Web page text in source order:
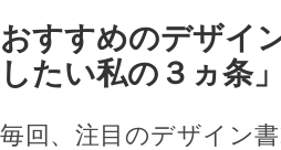
おすすめのデザイ
したい私の３ヵ条」
毎回、注目のデザイン